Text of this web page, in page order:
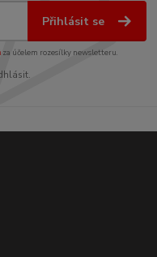
Přihlásit se
za účelem rozesílky newsletteru.